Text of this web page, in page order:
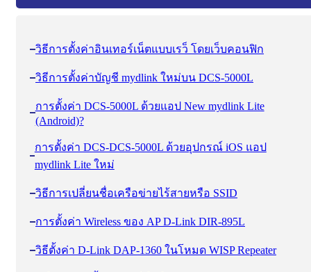
วิธีการตั้งค่าอินเทอร์เน็ตแบบเรว็ โดยเว็บคอนฟิก
วิธีการตั้งค่าบัญชี mydlink ใหม่บน DCS-5000L
การตั้งค่า DCS-5000L ด้วยแอป New mydlink Lite
(Android)?
การตั้งค่า DCS-DCS-5000L ด้วยอุปกรณ์ iOS แอป
mydlink Lite ใหม่
วิธีการเปลี่ยนชื่อเครือข่ายไร้สายหรือ SSID
การตั้งค่า Wireless ของ AP D-Link DIR-895L
วิธีตั้งค่า D-Link DAP-1360 ในโหมด WISP Repeater